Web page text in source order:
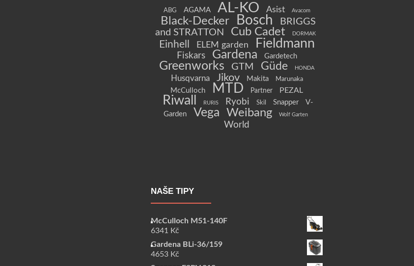
ABG AGAMA AL-KO Asist Avacom
Black-Decker Bosch
BRIGGS
and STRATTON
Cub Cadet DORMAK
Einhell ELEM garden Fieldmann
Fiskars Gardena Gardetech
Greenworks GTM Güde HONDA
Husqvarna Jikov Makita Marunaka
McCulloch MTD Partner PEZAL
Riwall RURIS Ryobi Skil Snapper
V-
Garden
Vega Weibang Wolf Garten
World
NAŠE TIPY
McCulloch M51-140F
6341 Kč
Gardena BLi-36/159
4653 Kč